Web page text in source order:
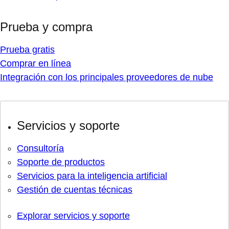
Prueba y compra
Prueba gratis
Comprar en línea
Integración con los principales proveedores de nube
Servicios y soporte
Consultoría
Soporte de productos
Servicios para la inteligencia artificial
Gestión de cuentas técnicas
Explorar servicios y soporte